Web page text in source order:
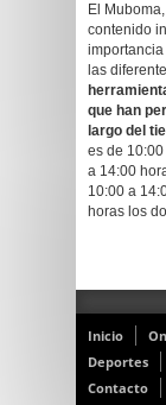
El
contenido
importancia
las
que han
largo del
es de
a 14:00
10:00 a
horas los
Inicio
Deportes
Contacto